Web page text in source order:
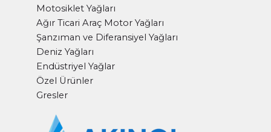
Motosiklet Yağları
Ağır Ticari Araç Motor Yağları
Şanzıman ve Diferansiyel Yağları
Deniz Yağları
Endüstriyel Yağlar
Özel Ürünler
Gresler